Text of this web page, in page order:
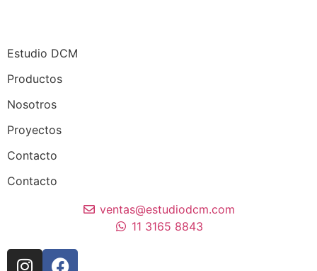
Estudio DCM
Productos
Nosotros
Proyectos
Contacto
Contacto
ventas@estudiodcm.com
11 3165 8843